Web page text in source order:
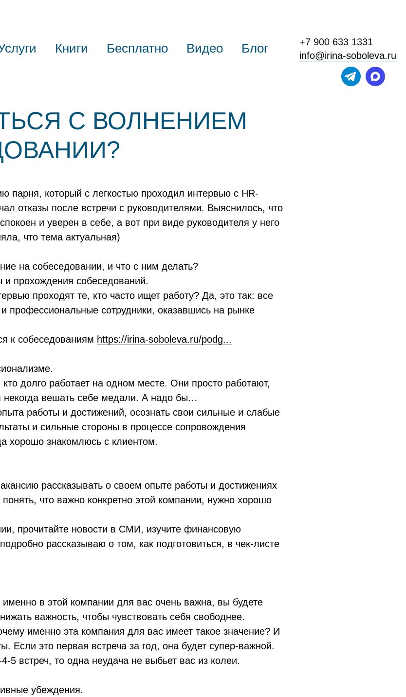
Книги Бесплатно Видео Блог
+7 900 633 1331
info@irina-soboleva.ru
С ВОЛНЕНИЕМ
парня, который с легкостью проходил интервью с HR-
отказы после встречи с руководителями. Выяснилось, что
и уверен в себе, а вот при виде руководителя у него
что тема актуальная)
на собеседовании, и что с ним делать?
и прохождения собеседований.
проходят те, кто часто ищет работу? Да, это так: все
профессиональные сотрудники, оказавшись на рынке
к собеседованиям https://irina-soboleva.ru/podg...
долго работает на одном месте. Они просто работают,
некогда вешать себе медали. А надо бы…
работы и достижений, осознать свои сильные и слабые
и сильные стороны в процессе сопровождения
хорошо знакомлюсь с клиентом.
рассказывать о своем опыте работы и достижениях
что важно конкретно этой компании, нужно хорошо
прочитайте новости в СМИ, изучите финансовую
рассказываю о том, как подготовиться, в чек-листе
именно в этой компании для вас очень важна, вы будете
важность, чтобы чувствовать себя свободнее.
именно эта компания для вас имеет такое значение? И
Если это первая встреча за год, она будет супер-важной.
встреч, то одна неудача не выбьет вас из колеи.
убеждения.